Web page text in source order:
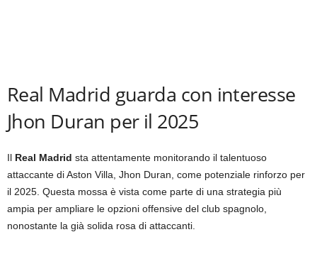
Real Madrid guarda con interesse
Jhon Duran per il 2025
Il Real Madrid sta attentamente monitorando il talentuoso
attaccante di Aston Villa, Jhon Duran, come potenziale rinforzo per
il 2025. Questa mossa è vista come parte di una strategia più
ampia per ampliare le opzioni offensive del club spagnolo,
nonostante la già solida rosa di attaccanti.